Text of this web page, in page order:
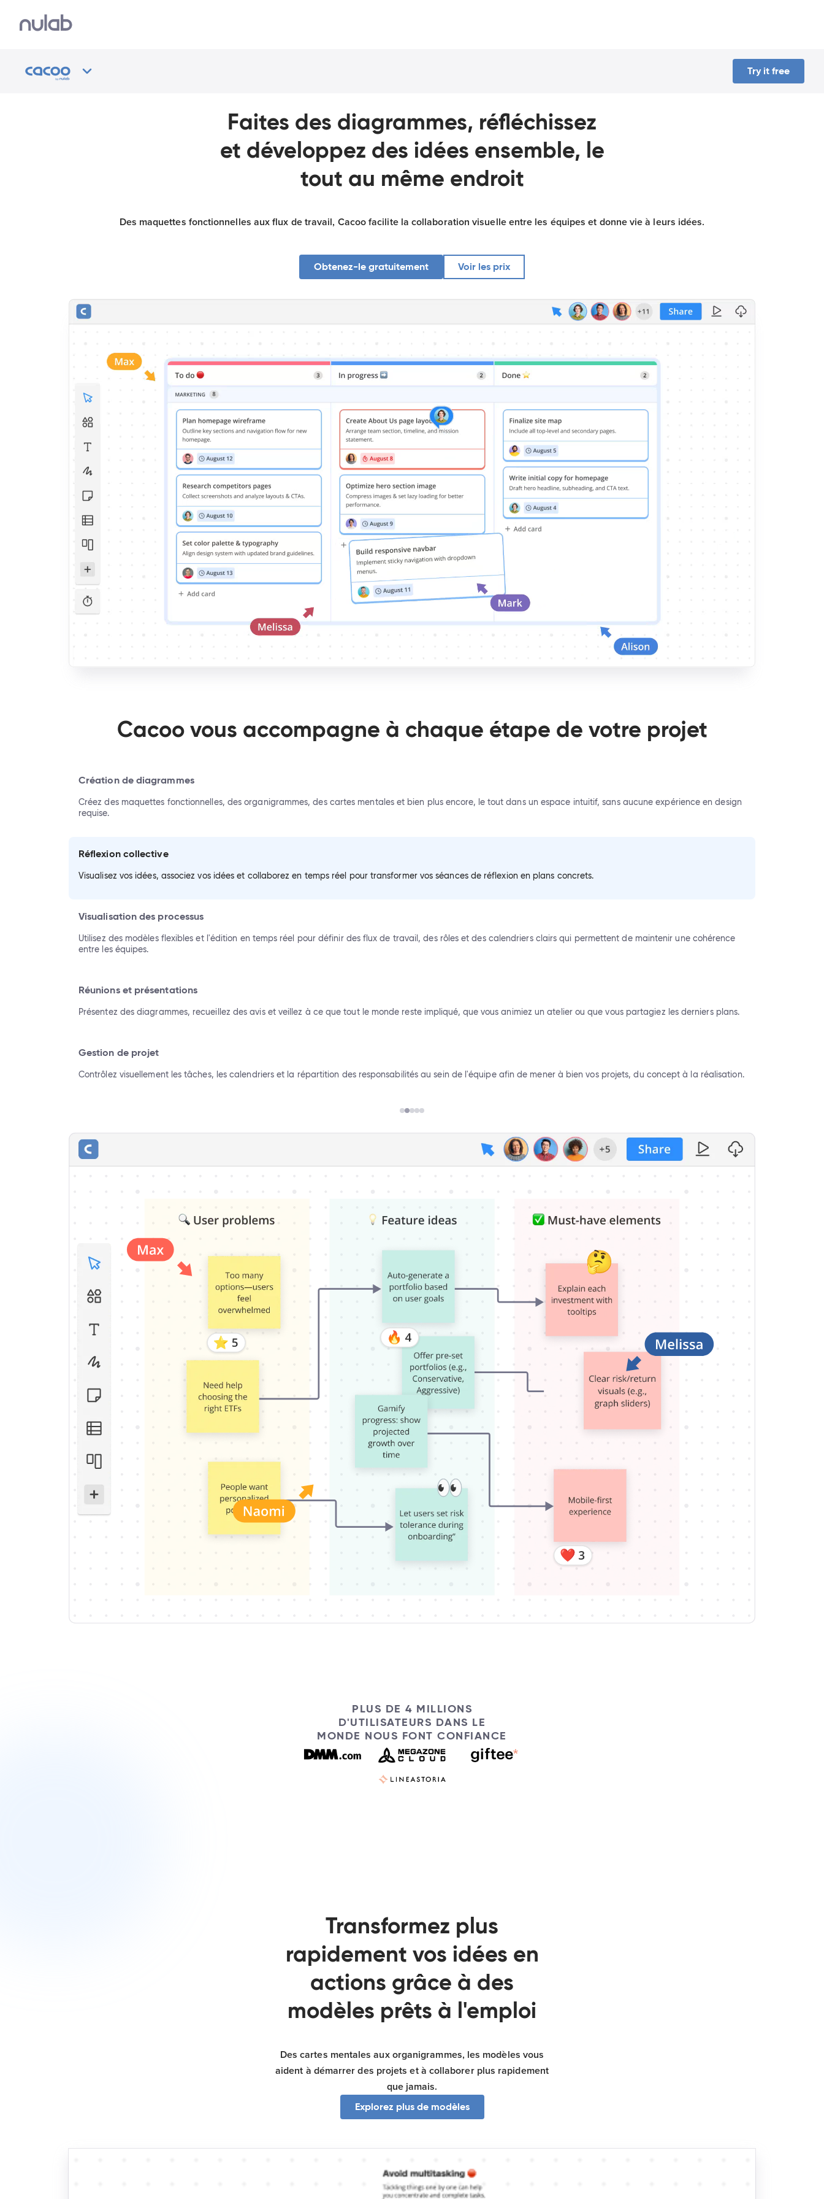
Try it free
Faites des diagrammes, réfléchissez
et développez des idées ensemble, le
tout au même endroit
Des maquettes fonctionnelles aux flux de travail, Cacoo facilite la collaboration visuelle entre les équipes et donne vie à leurs idées.
Obtenez-le gratuitement Voir les prix
Cacoo vous accompagne à chaque étape de votre projet
Création de diagrammes
Créez des maquettes fonctionnelles, des organigrammes, des cartes mentales et bien plus encore, le tout dans un espace intuitif, sans aucune expérience en design
requise.
Réflexion collective
Visualisez vos idées, associez vos idées et collaborez en temps réel pour transformer vos séances de réflexion en plans concrets.
Visualisation des processus
Utilisez des modèles flexibles et l'édition en temps réel pour définir des flux de travail, des rôles et des calendriers clairs qui permettent de maintenir une cohérence
entre les équipes.
Réunions et présentations
Présentez des diagrammes, recueillez des avis et veillez à ce que tout le monde reste impliqué, que vous animiez un atelier ou que vous partagiez les derniers plans.
Gestion de projet
Contrôlez visuellement les tâches, les calendriers et la répartition des responsabilités au sein de l'équipe afin de mener à bien vos projets, du concept à la réalisation.
PLUS DE 4 MILLIONS
D'UTILISATEURS DANS LE
MONDE NOUS FONT CONFIANCE
Transformez plus
rapidement vos idées en
actions grâce à des
modèles prêts à l'emploi
Des cartes mentales aux organigrammes, les modèles vous
aident à démarrer des projets et à collaborer plus rapidement
que jamais.
Explorez plus de modèles